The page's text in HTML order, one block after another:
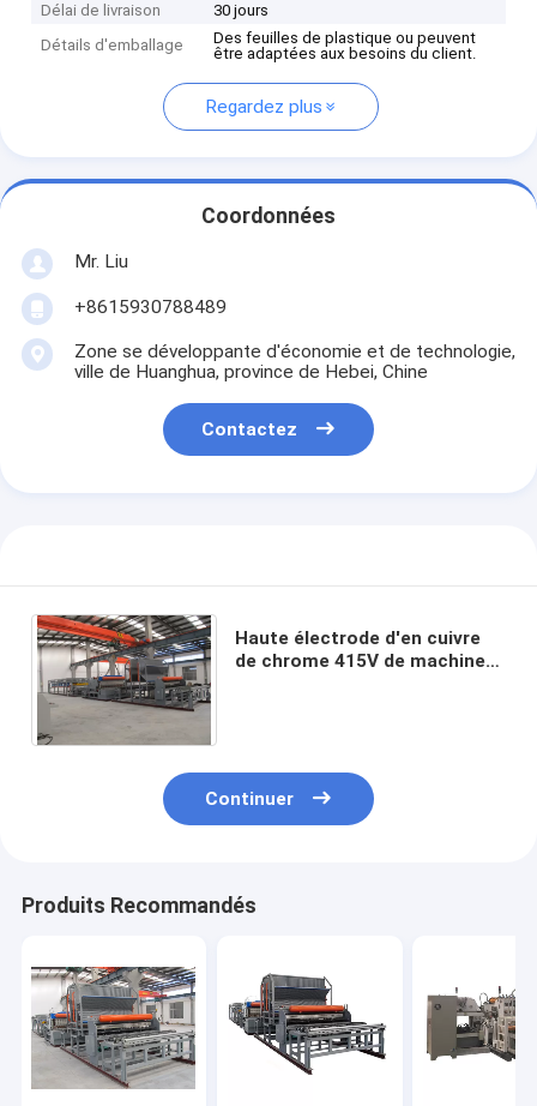
Délai de livraison
30 jours
Détails d'emballage
Des feuilles de plastique ou peuvent
être adaptées aux besoins du client.
Regardez plus
Coordonnées
Mr. Liu
+8615930788489
Zone se développante d'économie et de technologie,
ville de Huanghua, province de Hebei, Chine
Contactez
Haute électrode d'en cuivre
de chrome 415V de machine
Continuer
Produits Recommandés